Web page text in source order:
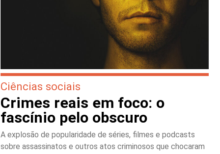
Ciências sociais
Crimes reais em foco: o
fascínio pelo obscuro
A explosão de popularidade de séries, filmes e podcasts
sobre assassinatos e outros atos criminosos que chocaram